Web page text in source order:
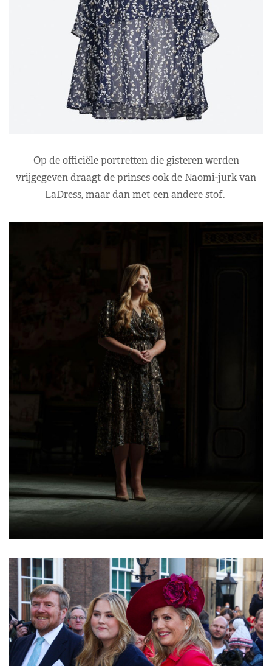
Op de officiële portretten die gisteren werden
vrijgegeven draagt de prinses ook de Naomi-jurk van
LaDress, maar dan met een andere stof.